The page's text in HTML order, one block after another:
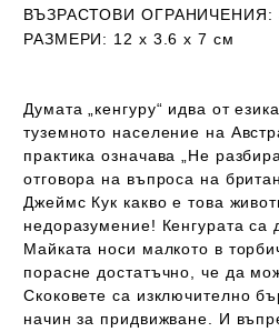
ВЪЗРАСТОВИ ОГРАНИЧЕНИЯ:
РАЗМЕРИ: 12 х 3.6 х 7 см
Думата „кенгуру“ идва от
туземното население на
практика означава „Не
отговора на въпроса на
Джеймс Кук какво е това
недоразумение! Кенгурата са
Майката носи малкото в
порасне достатъчно, че да
Скоковете са изключително
начин за придвижване. И